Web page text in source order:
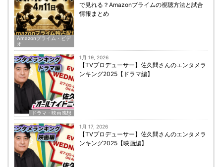
Amazonプライム・ビデ
オ
で見れる？Amazonプライムの視聴方法と試合
情報まとめ
ドラマ・映画感想
1月 19, 2026
【TVプロデューサー】佐久間さんのエンタメラ
ンキング2025【ドラマ編】
1月 17, 2026
【TVプロデューサー】佐久間さんのエンタメラ
ンキング2025【映画編】